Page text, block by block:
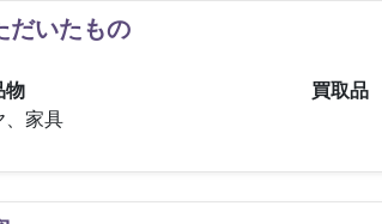
だいたもの
物
、家具
買取品